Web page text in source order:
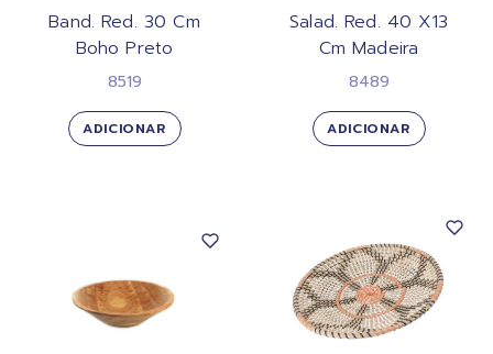
Band. Red. 30 Cm
Boho Preto
8519
ADICIONAR
Salad. Red. 40 X13
Cm Madeira
8489
ADICIONAR